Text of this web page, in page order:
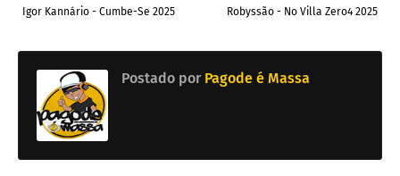
Robyssão - No Villa Zero4 2025
Igor Kannário - Cumbe-Se 2025
Postado por Pagode é Massa